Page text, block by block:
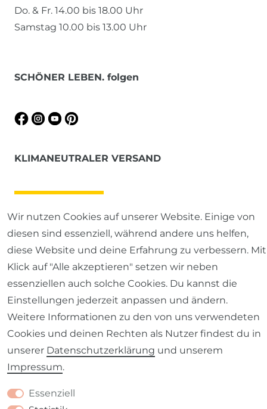
Do. & Fr. 14.00 bis 18.00 Uhr
Samstag 10.00 bis 13.00 Uhr
SCHÖNER LEBEN. folgen
KLIMANEUTRALER VERSAND
Wir nutzen Cookies auf unserer Website. Einige von
diesen sind essenziell, während andere uns helfen,
diese Website und deine Erfahrung zu verbessern. Mit
Klick auf "Alle akzeptieren" setzen wir neben
essenziellen auch solche Cookies. Du kannst die
Einstellungen jederzeit anpassen und ändern.
Weitere Informationen zu den von uns verwendeten
Cookies und deinen Rechten als Nutzer findest du in
unserer Daten­schutz­erklärung und unserem
Impressum.
Essenziell